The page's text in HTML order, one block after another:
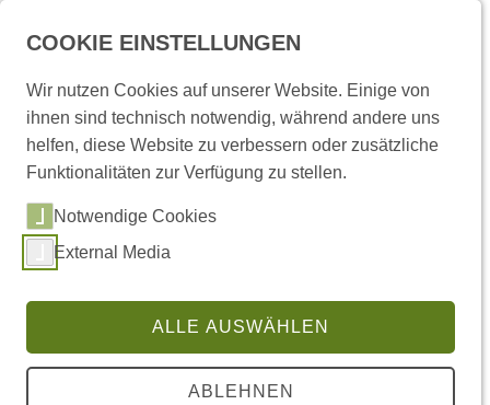
Termine
LECTURE
SAMUEL WEBER
COOKIE EINSTELLUNGEN
Wir nutzen Cookies auf unserer Website. Einige von
ihnen sind technisch notwendig, während andere uns
helfen, diese Website zu verbessern oder zusätzliche
Funktionalitäten zur Verfügung zu stellen.
Notwendige Cookies
External Media
ALLE AUSWÄHLEN
ABLEHNEN